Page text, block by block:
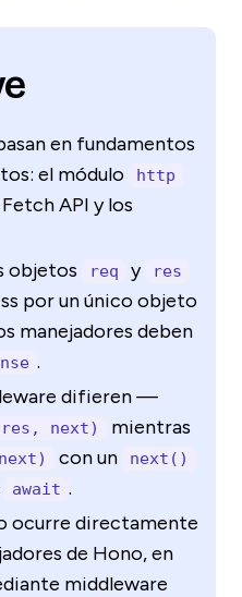
en fundamentos
el módulo
http
API y los
objetos
req y res
por un único objeto
manejadores deben
.
difieren —
next)
mientras
con un next()
await .
ocurre directamente
de Hono, en
middleware